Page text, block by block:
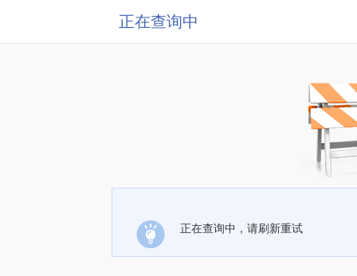
正在查询中
正在查询中，请刷新重试